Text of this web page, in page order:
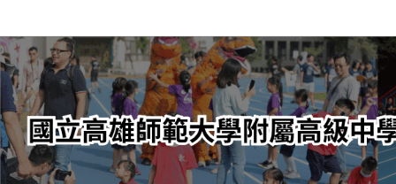
轉
至
主
內
容